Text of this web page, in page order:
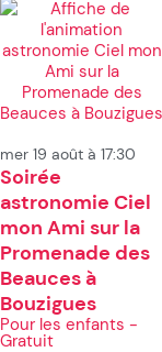
mer 19 août à 17:30
Soirée
astronomie Ciel
mon Ami sur la
Promenade des
Beauces à
Bouzigues
Pour les enfants -
Gratuit